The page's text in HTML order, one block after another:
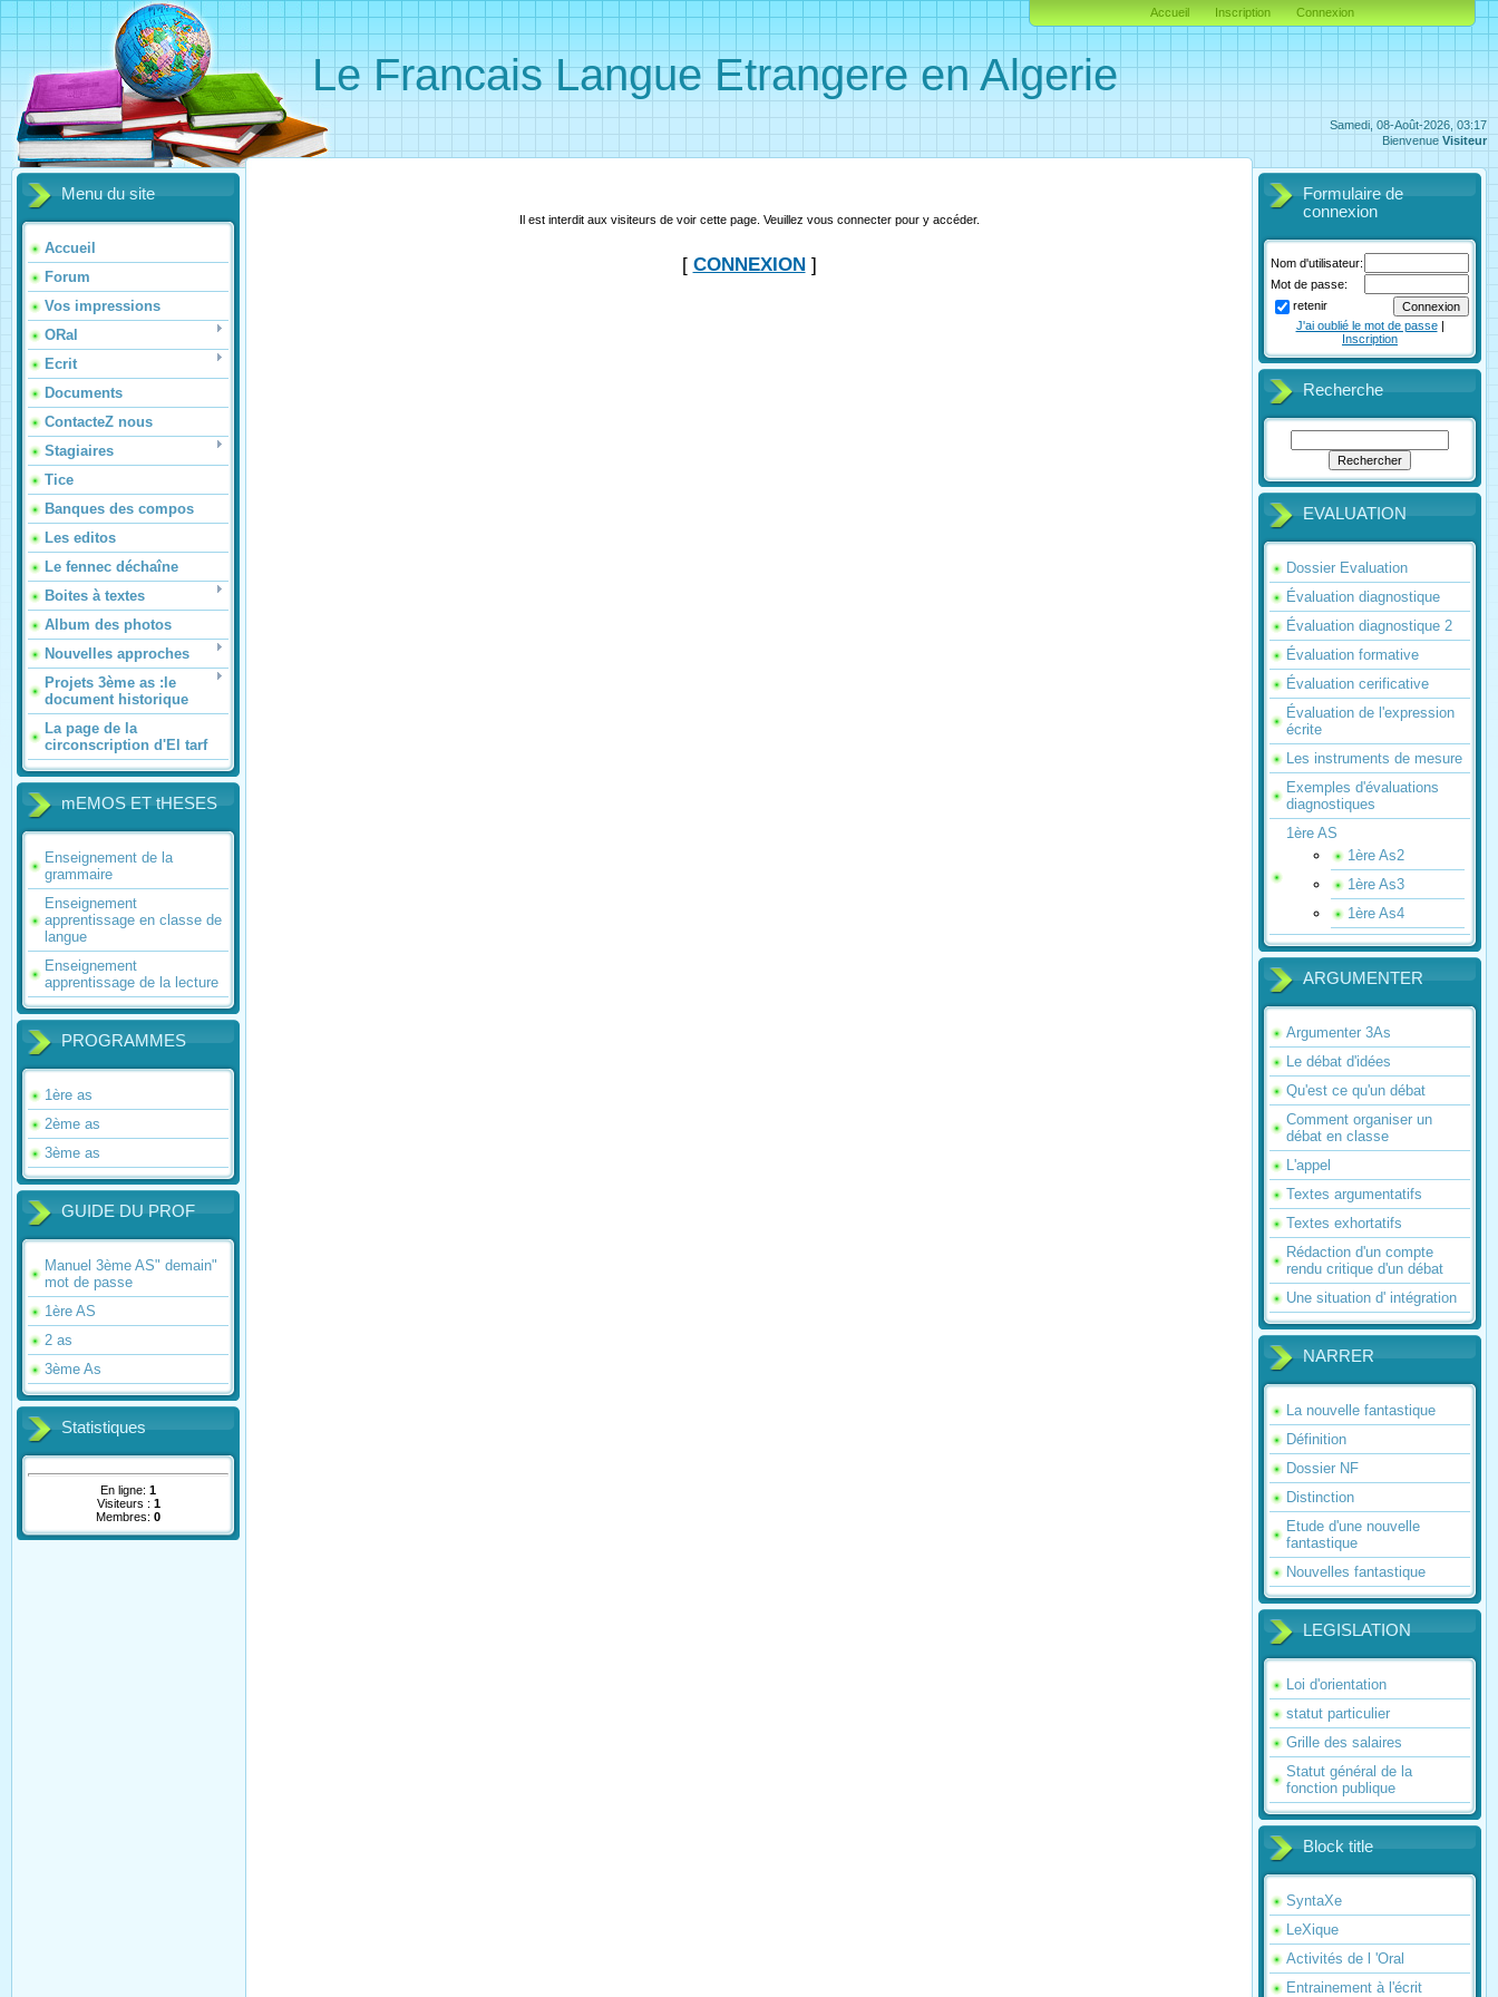
Samedi, 08-Août-2026, 03:17
Bienvenue Visiteur
Le Francais Langue Etrangere en Algerie
Accueil Inscription Connexion
Menu du site
Accueil
Forum
Vos impressions
ORal
Ecrit
Documents
ContacteZ nous
Stagiaires
Tice
Banques des compos
Les editos
Le fennec déchaîne
Boites à textes
Album des photos
Nouvelles approches
Projets 3ème as :le
document historique
La page de la
circonscription d'El tarf
mEMOS ET tHESES
Enseignement de la
grammaire
Enseignement
apprentissage en classe de
langue
Enseignement
apprentissage de la lecture
PROGRAMMES
1ère as
2ème as
3ème as
GUIDE DU PROF
Manuel 3ème AS" demain"
mot de passe
1ère AS
2 as
3ème As
Statistiques
En ligne: 1
Visiteurs : 1
Membres: 0
Il est interdit aux visiteurs de voir cette page. Veuillez vous connecter pour y accéder.
[ CONNEXION]
Formulaire de
connexion
Nom d'utilisateur:
Mot de passe:
retenir
J'ai oublié le mot de passe|
Inscription
Recherche
EVALUATION
Dossier Evaluation
Évaluation diagnostique
Évaluation diagnostique 2
Évaluation formative
Évaluation cerificative
Évaluation de l'expression
écrite
Les instruments de mesure
Exemples d'évaluations
diagnostiques
1ère AS
1ère As2
1ère As3
1ère As4
ARGUMENTER
Argumenter 3As
Le débat d'idées
Qu'est ce qu'un débat
Comment organiser un
débat en classe
L'appel
Textes argumentatifs
Textes exhortatifs
Rédaction d'un compte
rendu critique d'un débat
Une situation d' intégration
NARRER
La nouvelle fantastique
Définition
Dossier NF
Distinction
Etude d'une nouvelle
fantastique
Nouvelles fantastique
LEGISLATION
Loi d'orientation
statut particulier
Grille des salaires
Statut général de la
fonction publique
Block title
SyntaXe
LeXique
Activités de l 'Oral
Entrainement à l'écrit